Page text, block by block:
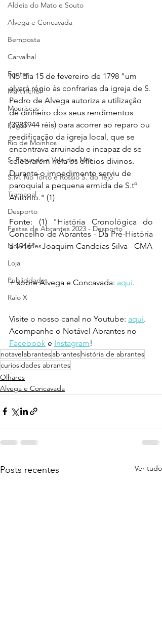
Aldeia do Mato e Souto
Alvega e Concavada
Bemposta
Carvalhal
Fontes
Martinchel
Mouriscas
Pego
Rio de Moinhos
S. Facundo e Vale das Mós
S.M. Rio Torto e Rossio S. do Tejo
Tramagal
Desporto
Festas de Abrantes 2023 - Desporto
Novidades
Loja
Publicidade
Raio X
No dia 15 de fevereiro de 1798 "um
alvará régio às confrarias da igreja de S.
Pedro de Alvega autoriza a utilização
de dinheiro dos seus rendimentos
(398$944 réis) para acorrer ao reparo ou
reedificação da igreja local, que se
encontrava arruinada e incapaz de se
celebrarem nela os ofícios divinos.
Durante o impedimento serviu de
paroquial a pequena ermida de S.tº
António." (1)
Fonte: (1) "História Cronológica do
Concelho de Abrantes - Da Pré-História
a 1916" - Joaquim Candeias Silva - CMA
+ sobre Alvega e Concavada: aqui.
Visite o nosso canal no Youtube: aqui.
Acompanhe o Notável Abrantes no
Facebook e Instagram!
notavelabrantesabranteshistória de abrantes
curiosidades abrantes
Olhares
Alvega e Concavada
Posts recentes Ver tudo